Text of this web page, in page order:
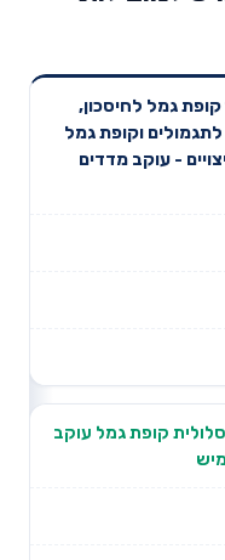
שנתית 5
דמי ניהול
שנתיים
גמל לחיסכון,
וקופת גמל
- עוקב מדדים
קופת גמל עוקב